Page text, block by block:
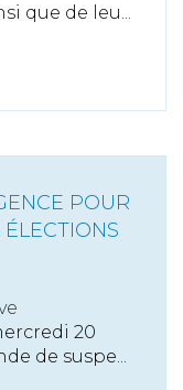
que de leu...
POUR
20
de suspe...